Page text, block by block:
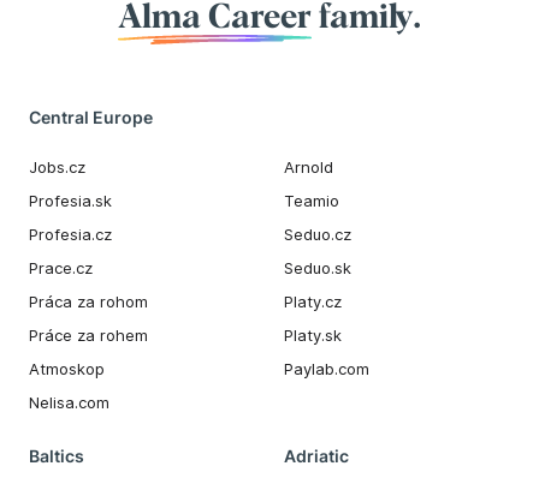
Alma Career family.
Central Europe
Jobs.cz
Profesia.sk
Profesia.cz
Prace.cz
Práca za rohom
Práce za rohem
Atmoskop
Nelisa.com
Arnold
Teamio
Seduo.cz
Seduo.sk
Platy.cz
Platy.sk
Paylab.com
Baltics Adriatic